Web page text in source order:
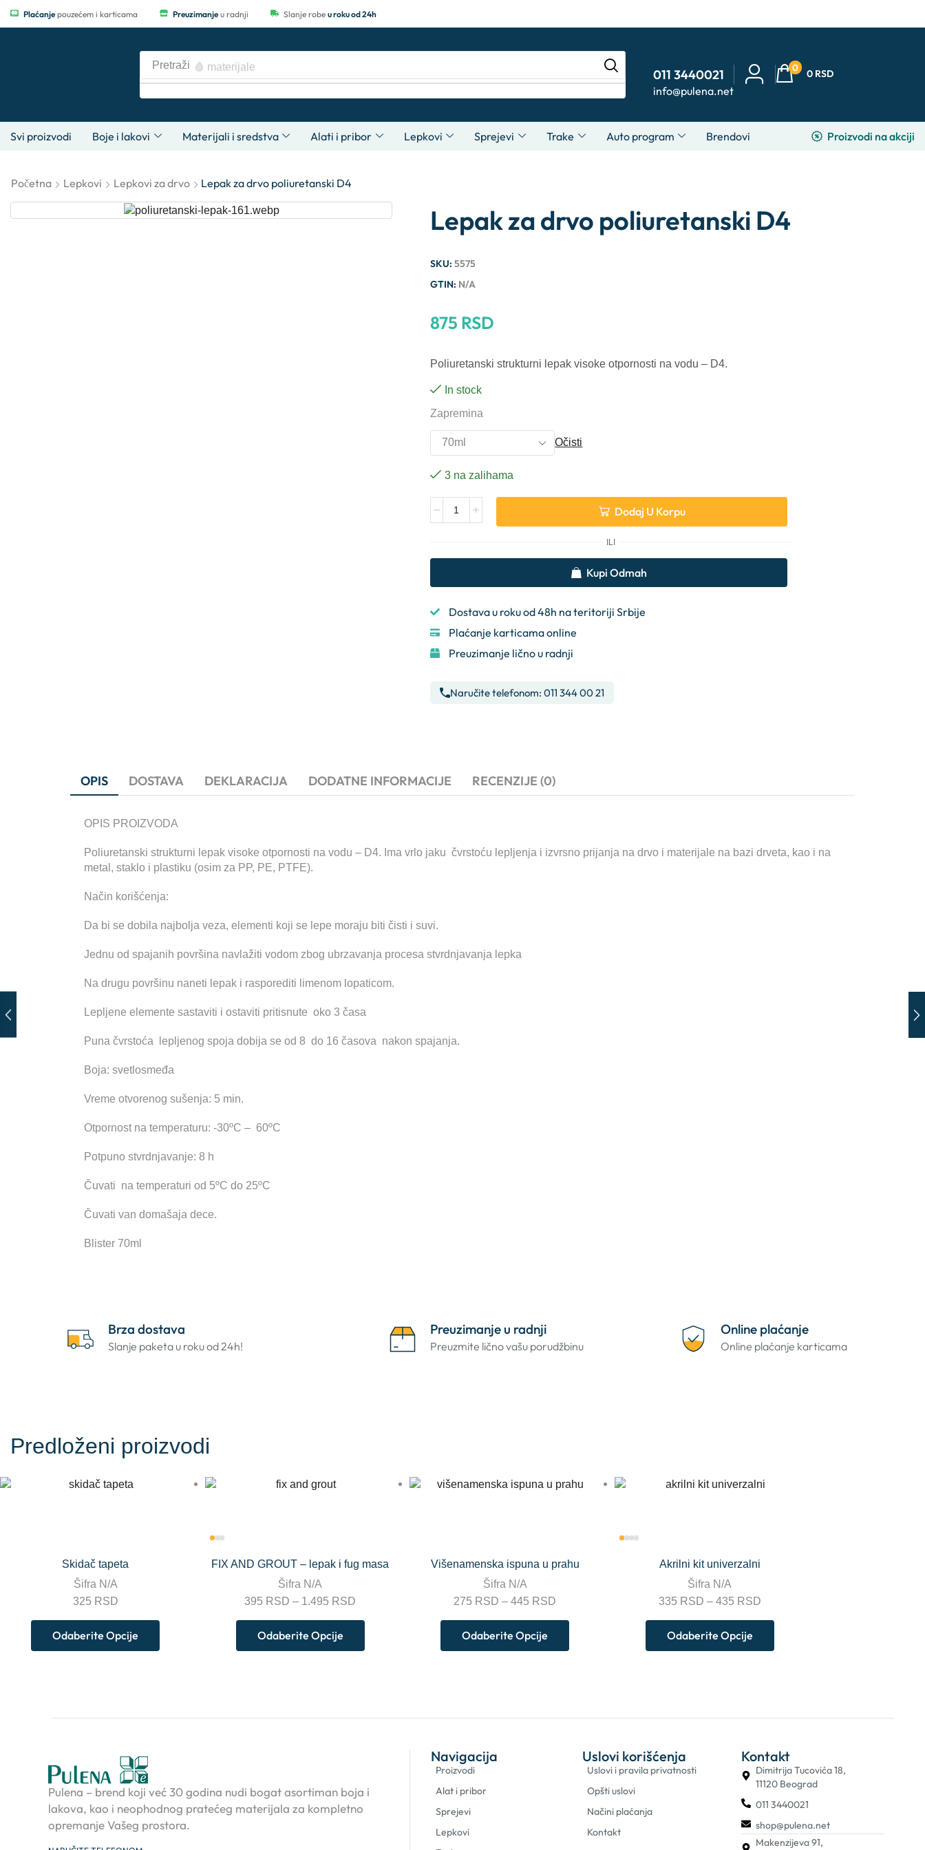
Plaćanjepouzećem i karticama Preuzimanjeu radnji Slanje robe u roku od 24h
Pretraži 🩸 materijale
011 3440021
info@pulena.net
0
0 RSD
Svi proizvodi Boje i lakovi Materijali i sredstva Alati i pribor Lepkovi Sprejevi Trake Auto program Brendovi Proizvodi na akciji
Početna Lepkovi Lepkovi za drvo Lepak za drvo poliuretanski D4
Lepak za drvo poliuretanski D4
SKU: 5575
GTIN: N/A
875 RSD
Poliuretanski strukturni lepak visoke otpornosti na vodu – D4.
In stock
Zapremina
Očisti
3 na zalihama
Dodaj U Korpu
ILI
Kupi Odmah
Alternative:
Dostava u roku od 48h na teritoriji Srbije
Plaćanje karticama online
Preuzimanje lično u radnji
Naručite telefonom: 011 344 00 21
OPIS DOSTAVA DEKLARACIJA DODATNE INFORMACIJE RECENZIJE (0)
OPIS PROIZVODA
Poliuretanski strukturni lepak visoke otpornosti na vodu – D4. Ima vrlo jaku čvrstoću lepljenja i izvrsno prijanja na drvo i materijale na bazi drveta, kao i na
metal, staklo i plastiku (osim za PP, PE, PTFE).
Način korišćenja:
Da bi se dobila najbolja veza, elementi koji se lepe moraju biti čisti i suvi.
Jednu od spajanih površina navlažiti vodom zbog ubrzavanja procesa stvrdnjavanja lepka
Na drugu površinu naneti lepak i rasporediti limenom lopaticom.
Lepljene elemente sastaviti i ostaviti pritisnute oko 3 časa
Puna čvrstoća lepljenog spoja dobija se od 8 do 16 časova nakon spajanja.
Boja: svetlosmeđa
Vreme otvorenog sušenja: 5 min.
Otpornost na temperaturu: -30ºC – 60ºC
Potpuno stvrdnjavanje: 8 h
Čuvati na temperaturi od 5ºC do 25ºC
Čuvati van domašaja dece.
Blister 70ml
Brza dostava
Slanje paketa u roku od 24h!
Preuzimanje u radnji
Preuzmite lično vašu porudžbinu
Online plaćanje
Online plaćanje karticama
Predloženi proizvodi
Skidač tapeta
Šifra N/A
325 RSD
Odaberite Opcije
FIX AND GROUT – lepak i fug masa
Šifra N/A
395 RSD – 1.495 RSD
Odaberite Opcije
Višenamenska ispuna u prahu
Šifra N/A
275 RSD – 445 RSD
Odaberite Opcije
Akrilni kit univerzalni
Šifra N/A
335 RSD – 435 RSD
Odaberite Opcije
Pulena – brend koji već 30 godina nudi bogat asortiman boja i
lakova, kao i neophodnog pratećeg materijala za kompletno
opremanje Vašeg prostora.
Navigacija
Proizvodi
Alat i pribor
Sprejevi
Lepkovi
Uslovi korišćenja
Uslovi i pravila privatnosti
Opšti uslovi
Načini plaćanja
Kontakt
Kontakt
Dimitrija Tucovića 18,
11120 Beograd
011 3440021
shop@pulena.net
Makenzijeva 91,